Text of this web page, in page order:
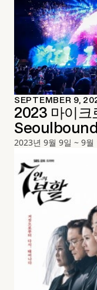
SEPTEMBER 9,
2023 마이크
2023년 9월 9일 ~ 9월